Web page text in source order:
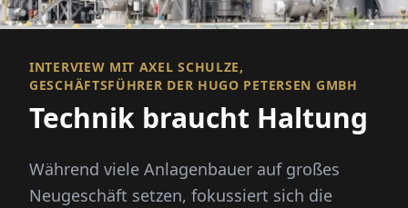
INTERVIEW MIT AXEL SCHULZE,
GESCHÄFTSFÜHRER DER HUGO PETERSEN GMBH
Technik braucht Haltung
Während viele Anlagenbauer auf großes
Neugeschäft setzen, fokussiert sich die